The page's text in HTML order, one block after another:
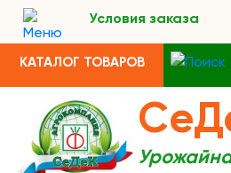
Условия заказа
КАТАЛОГ ТОВАРОВ